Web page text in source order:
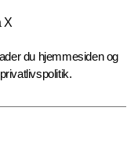
X
du hjemmesiden og